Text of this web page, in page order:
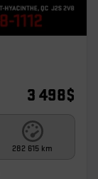
3 498$
282 615 km